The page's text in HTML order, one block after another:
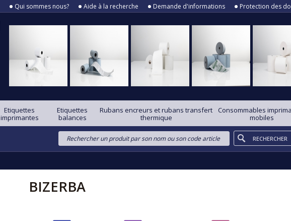
Qui sommes nous? Aide à la recherche Demande d'informations Protection des
Etiquettes
imprimantes
Etiquettes
balances
Rubans encreurs et rubans transfert
thermique
Consommables
mobiles
BIZERBA